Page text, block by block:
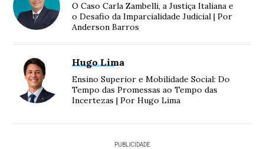
O Caso Carla Zambelli, a Justiça Italiana e
o Desafio da Imparcialidade Judicial | Por
Anderson Barros
Hugo Lima
Ensino Superior e Mobilidade Social: Do
Tempo das Promessas ao Tempo das
Incertezas | Por Hugo Lima
PUBLICIDADE